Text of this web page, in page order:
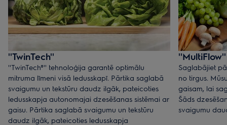
''TwinTech''
''TwinTech®'' tehnoloģija garantē optimālu
mitruma līmeni visā ledusskapī. Pārtika saglabā
svaigumu un tekstūru daudz ilgāk, pateicoties
ledusskapja autonomajai dzesēšanas sistēmai ar
gaisu. Pārtika saglabā svaigumu un tekstūru
daudz ilgāk, pateicoties ledusskapja
''MultiFlow''
Saglabājiet
no tirgus.
gaisam, lai
Šāds
svaigumu